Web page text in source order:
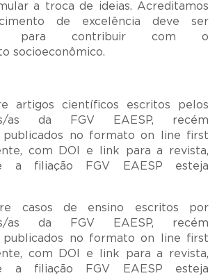
a troca de ideias. Acreditamos
de excelência deve ser
para contribuir com o
socioeconômico.
artigos científicos escritos pelos
as da FGV EAESP, recém
publicados no formato on line first
com DOI e link para a revista,
a filiação FGV EAESP esteja
casos de ensino escritos por
as da FGV EAESP, recém
publicados no formato on line first
com DOI e link para a revista,
a filiação FGV EAESP esteja